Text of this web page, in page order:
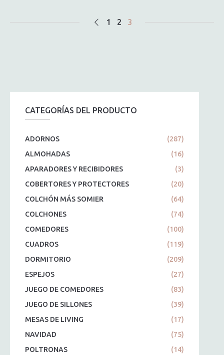
1 2 3
CATEGORÍAS DEL PRODUCTO
ADORNOS
(287)
ALMOHADAS
(16)
APARADORES Y RECIBIDORES
(3)
COBERTORES Y PROTECTORES
(20)
COLCHÓN MÁS SOMIER
(64)
COLCHONES
(74)
COMEDORES
(100)
CUADROS
(119)
DORMITORIO
(209)
ESPEJOS
(27)
JUEGO DE COMEDORES
(83)
JUEGO DE SILLONES
(39)
MESAS DE LIVING
(17)
NAVIDAD
(75)
POLTRONAS
(14)